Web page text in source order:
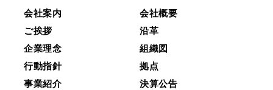
会社案内
ご挨拶
企業理念
行動指針
事業紹介
会社概要
沿革
組織図
拠点
決算公告